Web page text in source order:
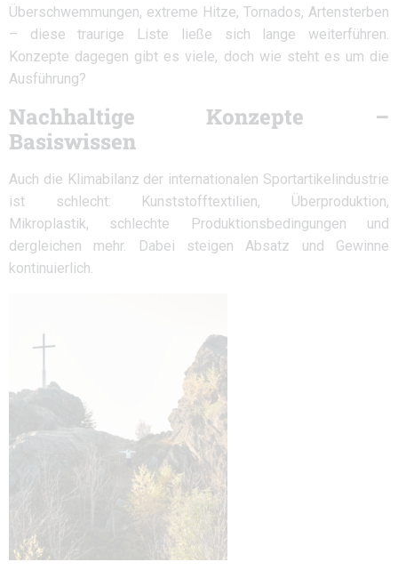
Überschwemmungen, extreme Hitze, Tornados, Artensterben
– diese traurige Liste ließe sich lange weiterführen.
Konzepte dagegen gibt es viele, doch wie steht es um die
Ausführung?
Nachhaltige Konzepte –
Basiswissen
Auch die Klimabilanz der internationalen Sportartikelindustrie
ist schlecht: Kunststofftextilien, Überproduktion,
Mikroplastik, schlechte Produktionsbedingungen und
dergleichen mehr. Dabei steigen Absatz und Gewinne
kontinuierlich.